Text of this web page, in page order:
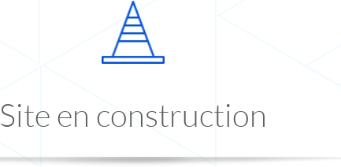
Site en construction